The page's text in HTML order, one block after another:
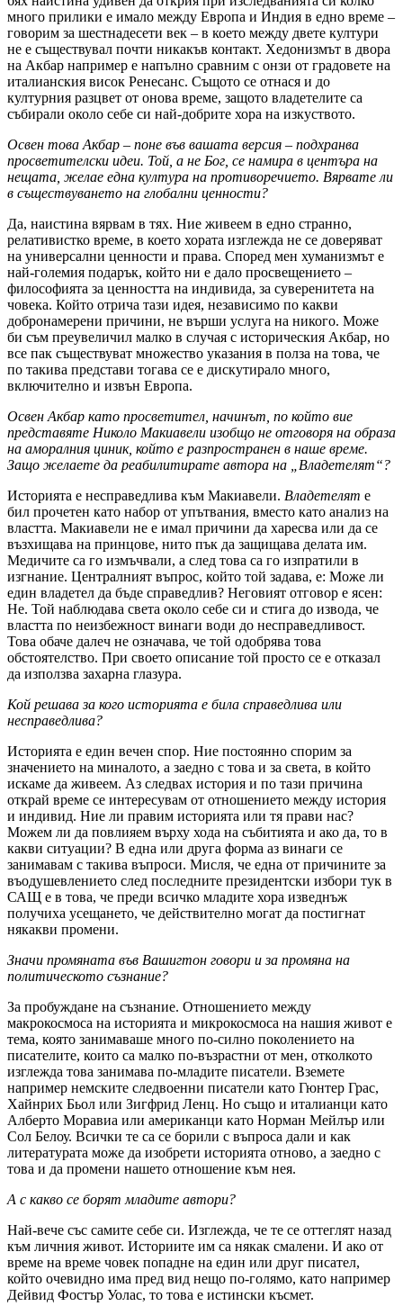
много прилики е имало между Европа и Индия в едно време –
говорим за шестнадесети век – в което между двете култури
не е съществувал почти никакъв контакт. Хедонизмът в двора
на Акбар например е напълно сравним с онзи от градовете на
италианския висок Ренесанс. Същото се отнася и до
културния разцвет от онова време, защото владетелите са
събирали около себе си най-добрите хора на изкуството.
Освен това Акбар – поне във вашата версия – подхранва
просветителски идеи. Той, а не Бог, се намира в центъра на
нещата, желае една култура на противоречието. Вярвате ли
в съществуването на глобални ценности?
Да, наистина вярвам в тях. Ние живеем в едно странно,
релативистко време, в което хората изглежда не се доверяват
на универсални ценности и права. Според мен хуманизмът е
най-големия подарък, който ни е дало просвещението –
философията за ценността на индивида, за суверенитета на
човека. Който отрича тази идея, независимо по какви
добронамерени причини, не върши услуга на никого. Може
би съм преувеличил малко в случая с историческия Акбар, но
все пак съществуват множество указания в полза на това, че
по такива представи тогава се е дискутирало много,
включително и извън Европа.
Освен Акбар като просветител, начинът, по който вие
представяте Николо Макиавели изобщо не отговоря на образа
на аморалния циник, който е разпространен в наше време.
Защо желаете да реабилитирате автора на „Владетелят“?
Историята е несправедлива към Макиавели. Владетелят е
бил прочетен като набор от упътвания, вместо като анализ на
властта. Макиавели не е имал причини да харесва или да се
възхищава на принцове, нито пък да защищава делата им.
Медичите са го измъчвали, а след това са го изпратили в
изгнание. Централният въпрос, който той задава, е: Може ли
един владетел да бъде справедлив? Неговият отговор е ясен:
Не. Той наблюдава света около себе си и стига до извода, че
властта по неизбежност винаги води до несправедливост.
Това обаче далеч не означава, че той одобрява това
обстоятелство. При своето описание той просто се е отказал
да използва захарна глазура.
Кой решава за кого историята е била справедлива или
несправедлива?
Историята е един вечен спор. Ние постоянно спорим за
значението на миналото, а заедно с това и за света, в който
искаме да живеем. Аз следвах история и по тази причина
открай време се интересувам от отношението между история
и индивид. Ние ли правим историята или тя прави нас?
Можем ли да повлияем върху хода на събитията и ако да, то в
какви ситуации? В една или друга форма аз винаги се
занимавам с такива въпроси. Мисля, че една от причините за
въодушевлението след последните президентски избори тук в
САЩ е в това, че преди всичко младите хора изведнъж
получиха усещането, че действително могат да постигнат
някакви промени.
Значи промяната във Вашигтон говори и за промяна на
политическото съзнание?
За пробуждане на съзнание. Отношението между
макрокосмоса на историята и микрокосмоса на нашия живот е
тема, която занимаваше много по-силно поколението на
писателите, които са малко по-възрастни от мен, отколкото
изглежда това занимава по-младите писатели. Вземете
например немските следвоенни писатели като Гюнтер Грас,
Хайнрих Бьол или Зигфрид Ленц. Но също и италианци като
Алберто Моравиа или американци като Норман Мейлър или
Сол Белоу. Всички те са се борили с въпроса дали и как
литературата може да изобрети историята отново, а заедно с
това и да промени нашето отношение към нея.
А с какво се борят младите автори?
Най-вече със самите себе си. Изглежда, че те се оттеглят назад
към личния живот. Историите им са някак смалени. И ако от
време на време човек попадне на един или друг писател,
който очевидно има пред вид нещо по-голямо, като например
Дейвид Фостър Уолас, то това е истински късмет.